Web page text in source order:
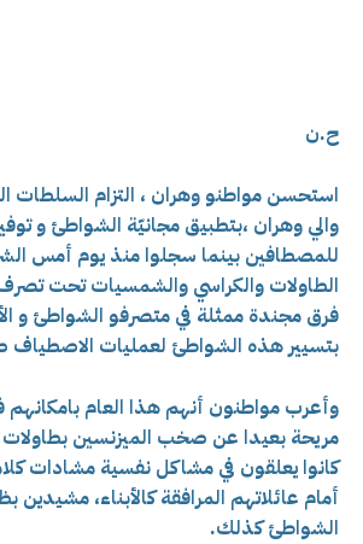
ح.ن
استحسن مواطنو وهران ، التزام السلطات
والي وهران ،بتطبيق مجانيّة الشواطئ و
للمصطافين بينما سجلوا منذ يوم أمس
الطاولات والكراسي والشمسيات تحت تصرف
فرق مجندة ممثلة في متصرفو الشواطئ و
بتسيير هذه الشواطئ لعمليات الاصطياف
وأعرب مواطنون أنهم هذا العام
مريحة بعيدا عن صخب الميزنسين بطاولات
كانوا يعلقون في مشاكل نفسية مشادات
أمام عائلاتهم المرافقة كالأبناء،
الشواطئ كذلك.